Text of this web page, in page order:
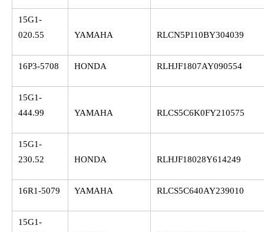
15G1-
020.55
YAMAHA RLCN5P110BY304039
16P3-5708 HONDA RLHJF1807AY090554
15G1-
444.99
YAMAHA RLCS5C6K0FY210575
15G1-
230.52
HONDA RLHJF18028Y614249
16R1-5079 YAMAHA RLCS5C640AY239010
15G1-